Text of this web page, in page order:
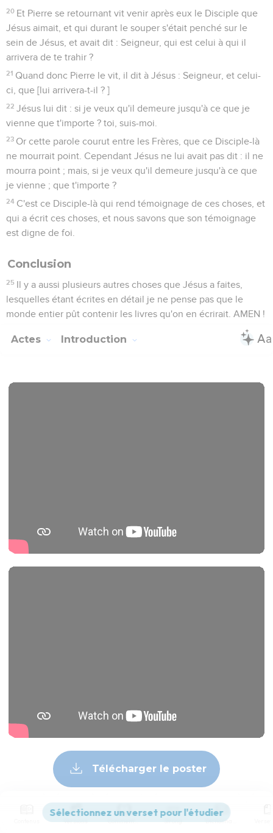
20 Et Pierre se retournant vit venir après eux le Disciple que
Jésus aimait, et qui durant le souper s'était penché sur le
sein de Jésus, et avait dit : Seigneur, qui est celui à qui il
arrivera de te trahir ?
21 Quand donc Pierre le vit, il dit à Jésus : Seigneur, et celui-
ci, que [lui arrivera-t-il ? ]
22 Jésus lui dit : si je veux qu'il demeure jusqu'à ce que je
vienne que t'importe ? toi, suis-moi.
23 Or cette parole courut entre les Frères, que ce Disciple-là
ne mourrait point. Cependant Jésus ne lui avait pas dit : il ne
mourra point ; mais, si je veux qu'il demeure jusqu'à ce que
je vienne ; que t'importe ?
24 C'est ce Disciple-là qui rend témoignage de ces choses, et
qui a écrit ces choses, et nous savons que son témoignage
est digne de foi.
Conclusion
25 Il y a aussi plusieurs autres choses que Jésus a faites,
lesquelles étant écrites en détail je ne pense pas que le
monde entier pût contenir les livres qu'on en écrirait. AMEN !
Actes Introduction
Télécharger le poster
© Le Projet Biblique
Versions Commentaires Strong